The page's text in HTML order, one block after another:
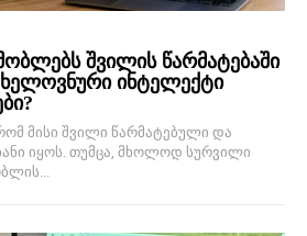
შვილის წარმატებაში
ინტელექტი
მისი შვილი წარმატებული და
იყოს. თუმცა, მხოლოდ სურვილი